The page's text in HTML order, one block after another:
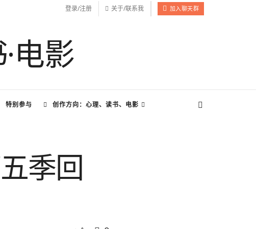
登录/注册 关于/联系我 加入聊天群
特别参与 创作方向：心理、读书、电影
季回